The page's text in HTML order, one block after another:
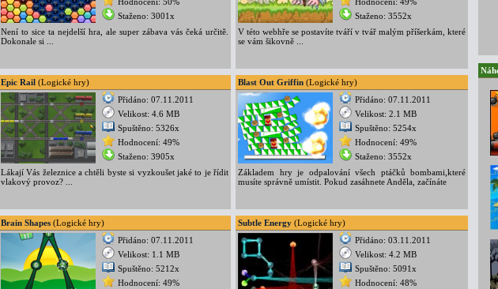
Staženo: 3001x
Není to sice ta nejdelší hra, ale super zábava vás čeká určitě.
Dokonale si ...
Staženo: 3552x
V této webhře se postavíte tváří v tvář malým příšerkám, které
se vám šikovně ...
Epic Rail (Logické hry)
Přidáno: 07.11.2011
Velikost: 4.6 MB
Spuštěno: 5326x
Hodnocení: 49%
Staženo: 3905x
Lákají Vás železnice a chtěli byste si vyzkoušet jaké to je řídit
vlakový provoz? ...
Blast Out Griffin (Logické hry)
Přidáno: 07.11.2011
Velikost: 2.1 MB
Spuštěno: 5254x
Hodnocení: 49%
Staženo: 3552x
Základem hry je odpalování všech ptáčků bombami,které
musíte správně umístit. Pokud zasáhnete Anděla, začínáte
Brain Shapes (Logické hry)
Přidáno: 07.11.2011
Velikost: 1.1 MB
Spuštěno: 5212x
Hodnocení: 49%
Subtle Energy (Logické hry)
Přidáno: 03.11.2011
Velikost: 4.2 MB
Spuštěno: 5091x
Hodnocení: 48%